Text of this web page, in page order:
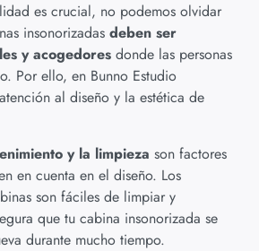
es crucial, no podemos olvidar
insonorizadas deben ser
y acogedores donde las personas
Por ello, en Bunno Estudio
al diseño y la estética de
y la limpieza son factores
en cuenta en el diseño. Los
son fáciles de limpiar y
que tu cabina insonorizada se
durante mucho tiempo.